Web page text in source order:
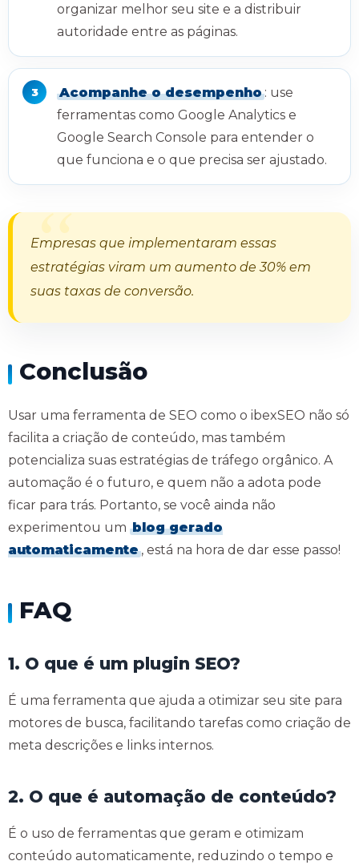
organizar melhor seu site e a distribuir
autoridade entre as páginas.
Acompanhe o desempenho : use
ferramentas como Google Analytics e
Google Search Console para entender o
que funciona e o que precisa ser ajustado.
Empresas que implementaram essas
estratégias viram um aumento de 30% em
suas taxas de conversão.
Conclusão
Usar uma ferramenta de SEO como o ibexSEO não só
facilita a criação de conteúdo, mas também
potencializa suas estratégias de tráfego orgânico. A
automação é o futuro, e quem não a adota pode
ficar para trás. Portanto, se você ainda não
experimentou um blog gerado
automaticamente , está na hora de dar esse passo!
FAQ
1. O que é um plugin SEO?
É uma ferramenta que ajuda a otimizar seu site para
motores de busca, facilitando tarefas como criação de
meta descrições e links internos.
2. O que é automação de conteúdo?
É o uso de ferramentas que geram e otimizam
conteúdo automaticamente, reduzindo o tempo e